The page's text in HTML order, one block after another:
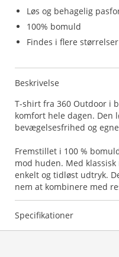
Løs og behagelig
100% bomuld
Findes i flere størrelser
Beskrivelse
T-shirt fra 360 Outdoor i
komfort hele dagen. Den
bevægelsesfrihed og
Fremstillet i 100 %
mod huden. Med
enkelt og tidløst udtryk.
nem at kombinere med
Specifikationer